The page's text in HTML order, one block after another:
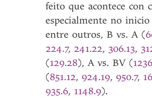
feito que acontece con
especialmente no inicio
entre outros, B vs. A (
224.7, 241.22, 306.13,
(129.28), A vs. BV (
(851.12,924.19,950.7,
935.6, 1148.9).